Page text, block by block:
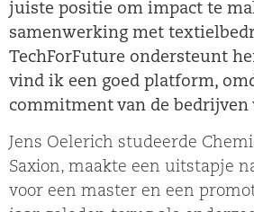
juiste positie om impact te
samenwerking met
TechForFuture ondersteunt
vind ik een goed platform,
commitment van de bedrijven
Jens Oelerich studeerde
Saxion, maakte een uitstapje
voor een master en een